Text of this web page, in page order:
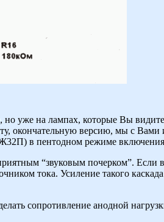
но уже на лампах, которые Вы
окончательную версию, мы с Вами
в пентодном режиме
“звуковым почерком”. Если
тока. Усиление такого
сопротивление анодной